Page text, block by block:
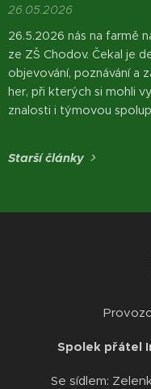
26.05.2026
26.5.2026 nás na farmě
ze ZŠ Chodov. Čekal je
objevování, poznávání a
her, při kterých si mohli
znalosti i týmovou
Starší články
Spolek přátel
Se sídlem: